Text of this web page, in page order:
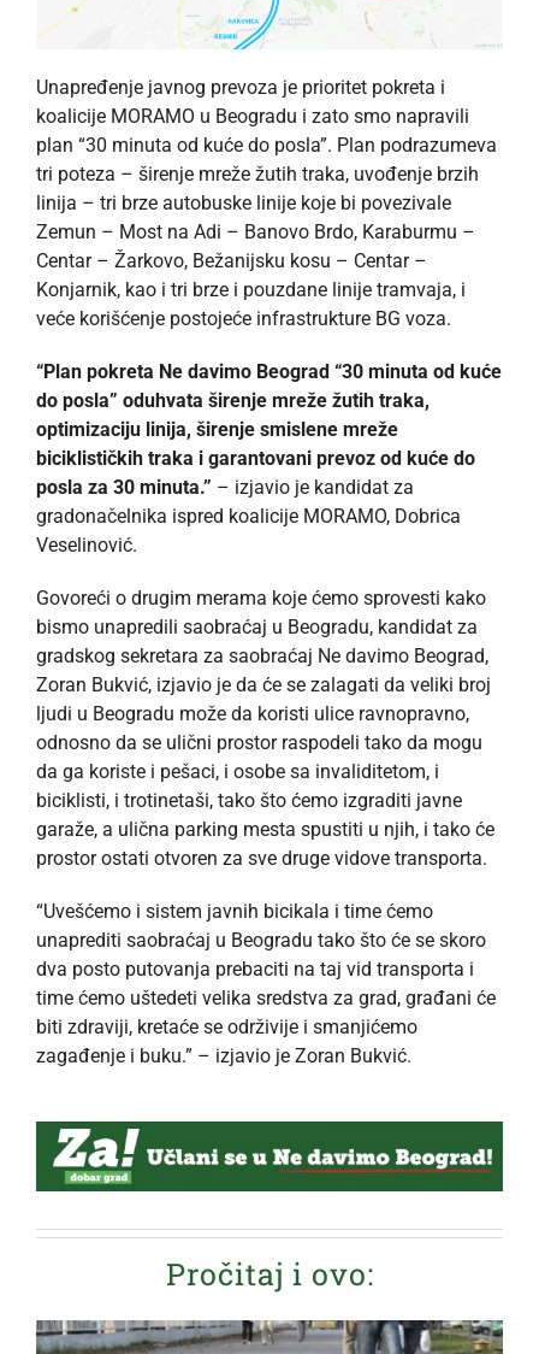
Unapređenje javnog prevoza je prioritet pokreta i
koalicije MORAMO u Beogradu i zato smo napravili
plan “30 minuta od kuće do posla”. Plan podrazumeva
tri poteza – širenje mreže žutih traka, uvođenje brzih
linija – tri brze autobuske linije koje bi povezivale
Zemun – Most na Adi – Banovo Brdo, Karaburmu –
Centar – Žarkovo, Bežanijsku kosu – Centar –
Konjarnik, kao i tri brze i pouzdane linije tramvaja, i
veće korišćenje postojeće infrastrukture BG voza.
“Plan pokreta Ne davimo Beograd “30 minuta od kuće
do posla” oduhvata širenje mreže žutih traka,
optimizaciju linija, širenje smislene mreže
biciklističkih traka i garantovani prevoz od kuće do
posla za 30 minuta.” – izjavio je kandidat za
gradonačelnika ispred koalicije MORAMO, Dobrica
Veselinović.
Govoreći o drugim merama koje ćemo sprovesti kako
bismo unapredili saobraćaj u Beogradu, kandidat za
gradskog sekretara za saobraćaj Ne davimo Beograd,
Zoran Bukvić, izjavio je da će se zalagati da veliki broj
ljudi u Beogradu može da koristi ulice ravnopravno,
odnosno da se ulični prostor raspodeli tako da mogu
da ga koriste i pešaci, i osobe sa invaliditetom, i
biciklisti, i trotinetaši, tako što ćemo izgraditi javne
garaže, a ulična parking mesta spustiti u njih, i tako će
prostor ostati otvoren za sve druge vidove transporta.
“Uvešćemo i sistem javnih bicikala i time ćemo
unaprediti saobraćaj u Beogradu tako što će se skoro
dva posto putovanja prebaciti na taj vid transporta i
time ćemo uštedeti velika sredstva za grad, građani će
biti zdraviji, kretaće se održivije i smanjićemo
zagađenje i buku.” – izjavio je Zoran Bukvić.
Pročitaj i ovo: